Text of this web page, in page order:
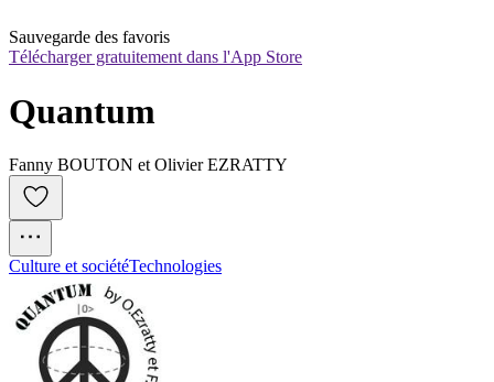
Sauvegarde des favoris
Télécharger gratuitement dans l'App Store
Quantum
Fanny BOUTON et Olivier EZRATTY
Culture et sociétéTechnologies